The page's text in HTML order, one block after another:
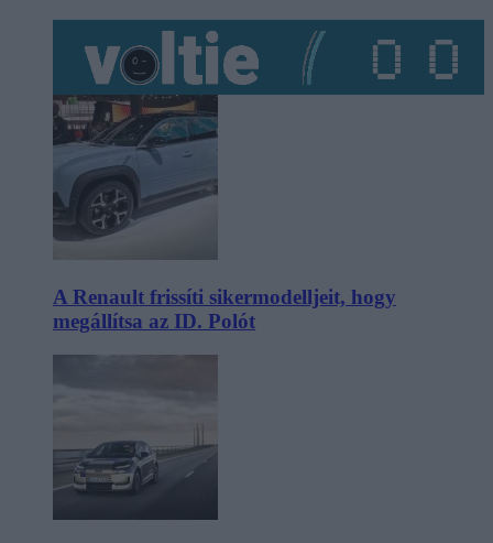
A Renault frissíti sikermodelljeit, hogy
megállítsa az ID. Polót